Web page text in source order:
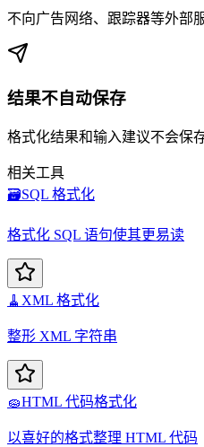
不向广告网络、跟踪器等外部
结果不自动保存
格式化结果和输入建议不会保
相关工具
🗃️SQL 格式化
格式化 SQL 语句使其更易读
🧹 XML 格式化
整形 XML 字符串
🧽HTML 代码格式化
以喜好的格式整理 HTML 代码